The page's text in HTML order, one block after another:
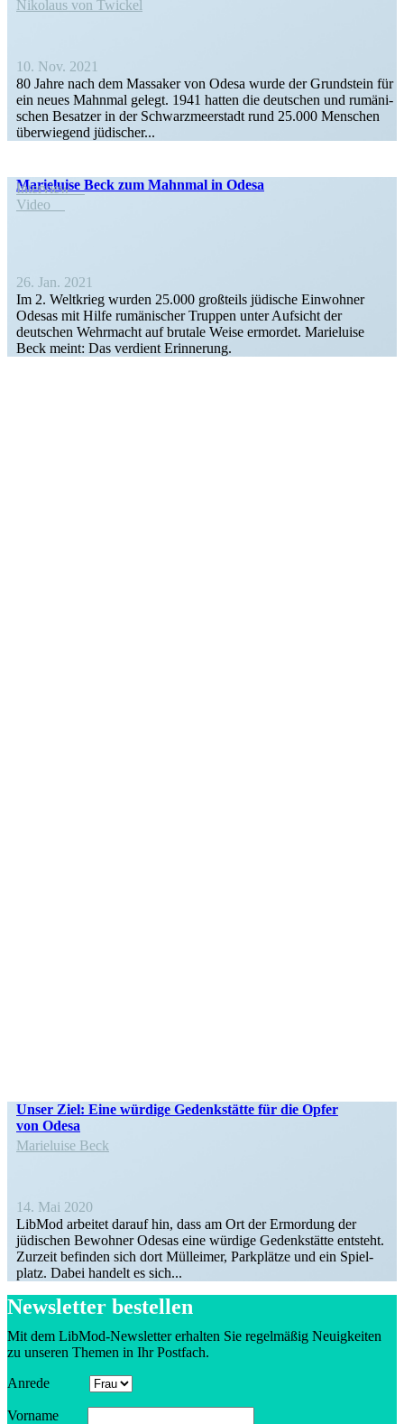
Nikolaus von Twickel
10. Nov. 2021
80 Jahre nach dem Mas­sa­ker von Odesa wurde der Grund­stein für
ein neues Mahnmal gelegt. 1941 hatten die deut­schen und rumä­ni­
schen Besat­zer in der Schwarz­meer­stadt rund 25.000 Men­schen
über­wie­gend jüdischer...
Marie­luise Beck zum Mahnmal in Odesa
Interview
Video
26. Jan. 2021
Im 2. Weltkrieg wurden 25.000 großteils jüdische Einwohner
Odesas mit Hilfe rumäni­scher Truppen unter Aufsicht der
deutschen Wehrmacht auf brutale Weise ermordet. Marie­luise
Beck meint: Das verdient Erinnerung.
Unser Ziel: Eine würdige Gedenk­stätte für die Opfer
von Odesa
Marie­luise Beck
14. Mai 2020
LibMod arbeitet darauf hin, dass am Ort der Ermordung der
jüdischen Bewohner Odesas eine würdige Gedenk­stätte entsteht.
Zurzeit befinden sich dort Mülleimer, Parkplätze und ein Spiel­
platz. Dabei handelt es sich...
Newsletter bestellen
Mit dem LibMod-Newsletter erhalten Sie regel­mäßig Neuig­keiten
zu unseren Themen in Ihr Postfach.
Anrede
Vorname